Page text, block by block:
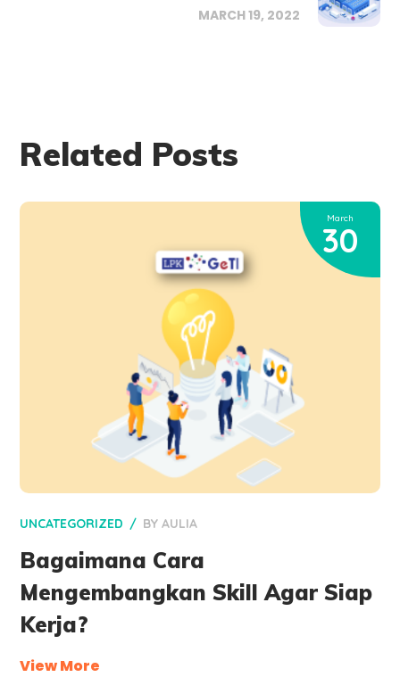
MARCH 19, 2022
Related Posts
March
30
UNCATEGORIZED BYAULIA
Bagaimana Cara
Mengembangkan Skill Agar Siap
Kerja?
View More